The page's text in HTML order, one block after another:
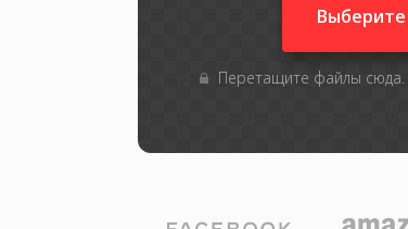
Перетащите файлы